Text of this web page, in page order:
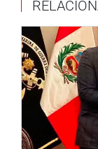
economía que
ambas
el legislador
El congresista
su solicitud de
presidente del